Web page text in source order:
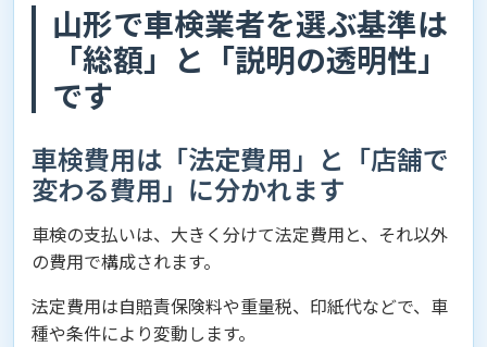
山形で車検業者を選ぶ基準は
「総額」と「説明の透明性」
です
車検費用は「法定費用」と「店舗で
変わる費用」に分かれます
車検の支払いは、大きく分けて法定費用と、それ以外
の費用で構成されます。
法定費用は自賠責保険料や重量税、印紙代などで、車
種や条件により変動します。